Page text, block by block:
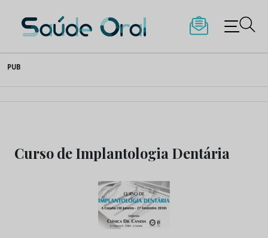
to
content
Saúde Oral
PUB
Curso de Implantologia Dentária